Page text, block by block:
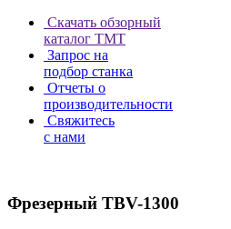
Скачать обзорный
каталог TMT
Запрос на
подбор станка
Отчеты о
производительности
Свяжитесь
с нами
Фрезерный TBV-1300